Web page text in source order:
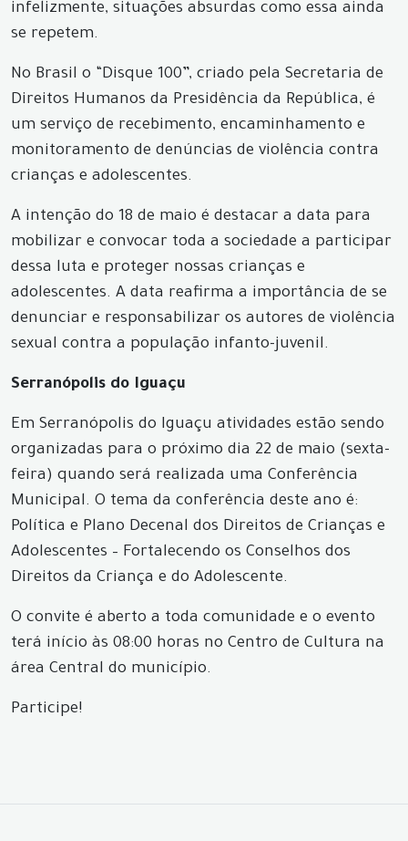
infelizmente, situações absurdas como essa ainda
se repetem.
No Brasil o “Disque 100”, criado pela Secretaria de
Direitos Humanos da Presidência da República, é
um serviço de recebimento, encaminhamento e
monitoramento de denúncias de violência contra
crianças e adolescentes.
A intenção do 18 de maio é destacar a data para
mobilizar e convocar toda a sociedade a participar
dessa luta e proteger nossas crianças e
adolescentes. A data reafirma a importância de se
denunciar e responsabilizar os autores de violência
sexual contra a população infanto-juvenil.
Serranópolis do Iguaçu
Em Serranópolis do Iguaçu atividades estão sendo
organizadas para o próximo dia 22 de maio (sexta-
feira) quando será realizada uma Conferência
Municipal. O tema da conferência deste ano é:
Política e Plano Decenal dos Direitos de Crianças e
Adolescentes – Fortalecendo os Conselhos dos
Direitos da Criança e do Adolescente.
O convite é aberto a toda comunidade e o evento
terá início às 08:00 horas no Centro de Cultura na
área Central do município.
Participe!